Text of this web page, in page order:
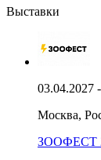
Выставки
03.04.2027
Москва,
ЗООФЕСТ